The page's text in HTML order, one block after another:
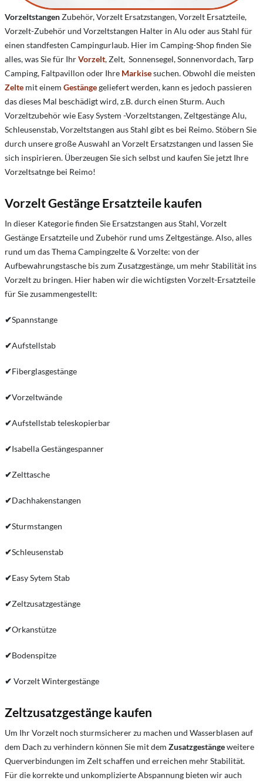
VorzeltstangenZubehör, Vorzelt Ersatzstangen, Vorzelt Ersatzteile,
Vorzelt-Zubehör und Vorzeltstangen Halter in Alu oder aus Stahl für
einen standfesten Campingurlaub. Hier im Camping-Shop finden Sie
alles, was Sie für IhrVorzelt, Zelt, Sonnensegel, Sonnenvordach, Tarp
Camping, Faltpavillon oder Ihre Markisesuchen. Obwohl die meisten
Zelte mit einem Gestängegeliefert werden, kann es jedoch passieren
das dieses Mal beschädigt wird, z.B. durch einen Sturm. Auch
Vorzeltzubehör wie Easy System -Vorzeltstangen, Zeltgestänge Alu,
Schleusenstab, Vorzeltstangen aus Stahl gibt es bei Reimo. Stöbern Sie
durch unsere große Auswahl an Vorzelt Ersatzstangen und lassen Sie
sich inspirieren. Überzeugen Sie sich selbst und kaufen Sie jetzt Ihre
Vorzeltsatnge bei Reimo!
Vorzelt Gestänge Ersatzteile kaufen
In dieser Kategorie finden Sie Ersatzstangen aus Stahl, Vorzelt
Gestänge Ersatzteile und Zubehör rund ums Zeltgestänge. Also, alles
rund um das Thema Campingzelte & Vorzelte: von der
Aufbewahrungstasche bis zum Zusatzgestänge, um mehr Stabilität ins
Vorzelt zu bringen. Hier haben wir die wichtigsten Vorzelt-Ersatzteile
für Sie zusammengestellt:
✔Spannstange
✔Aufstellstab
✔Fiberglasgestänge
✔Vorzeltwände
✔Aufstellstab teleskopierbar
✔Isabella Gestängespanner
✔Zelttasche
✔Dachhakenstangen
✔Sturmstangen
✔Schleusenstab
✔Easy Sytem Stab
✔Zeltzusatzgestänge
✔Orkanstütze
✔Bodenspitze
✔ Vorzelt Wintergestänge
Zeltzusatzgestänge kaufen
Um Ihr Vorzelt noch sturmsicherer zu machen und Wasserblasen auf
dem Dach zu verhindern können Sie mit dem Zusatzgestängeweitere
Querverbindungen im Zelt schaffen und erreichen mehr Stabilität.
Für die korrekte und unkomplizierte Abspannung bieten wir auch